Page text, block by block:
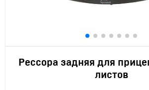
Рессора задняя для
листов